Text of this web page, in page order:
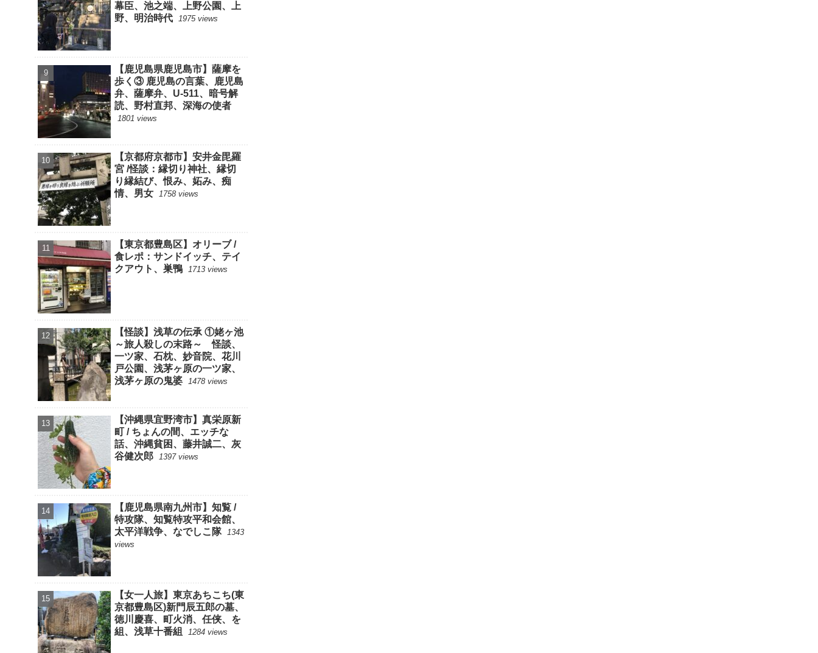
幕臣、池之端、上野公園、上
野、明治時代 1975 views
【鹿児島県鹿児島市】薩摩を
歩く③ 鹿児島の言葉、鹿児島
弁、薩摩弁、U-511、暗号解
読、野村直邦、深海の使者
1801 views
【京都府京都市】安井金毘羅
宮 /怪談：縁切り神社、縁切
り縁結び、恨み、妬み、痴
情、男女 1758 views
【東京都豊島区】オリーブ /
食レポ：サンドイッチ、テイ
クアウト、巣鴨 1713 views
【怪談】浅草の伝承 ①姥ヶ池
～旅人殺しの末路～ 怪談、
一ツ家、石枕、妙音院、花川
戸公園、浅茅ヶ原の一ツ家、
浅茅ヶ原の鬼婆 1478 views
【沖縄県宜野湾市】真栄原新
町 / ちょんの間、エッチな
話、沖縄貧困、藤井誠二、灰
谷健次郎 1397 views
【鹿児島県南九州市】知覧 /
特攻隊、知覧特攻平和会館、
太平洋戦争、なでしこ隊 1343
views
【女一人旅】東京あちこち(東
京都豊島区)新門辰五郎の墓、
徳川慶喜、町火消、任侠、を
組、浅草十番組
1284 views